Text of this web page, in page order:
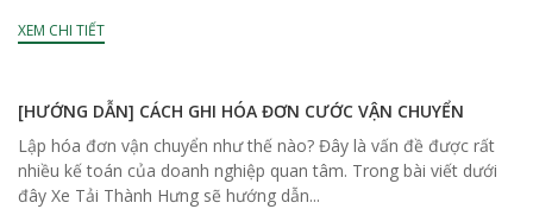
XEM CHI TIẾT
[HƯỚNG DẪN] CÁCH GHI HÓA ĐƠN CƯỚC VẬN CHUYỂN
Lập hóa đơn vận chuyển như thế nào? Đây là vấn đề được rất
nhiều kế toán của doanh nghiệp quan tâm. Trong bài viết dưới
đây Xe Tải Thành Hưng sẽ hướng dẫn...